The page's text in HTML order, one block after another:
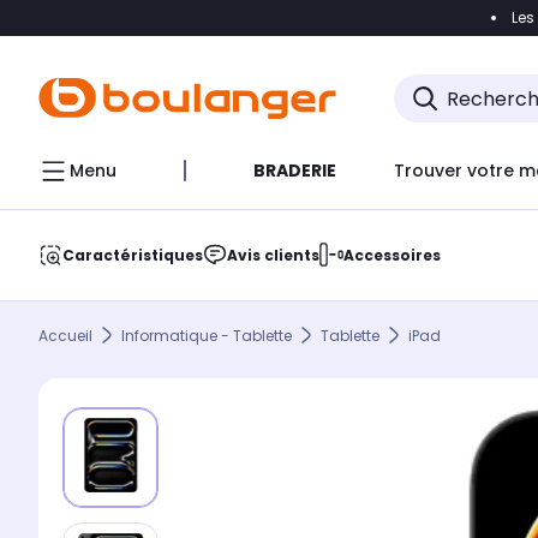
Accéder
Menu BRADERIE Trouver votre
Caractéristiques Avis clients Accessoires
Accueil Informatique - Tablette Tablette iPad